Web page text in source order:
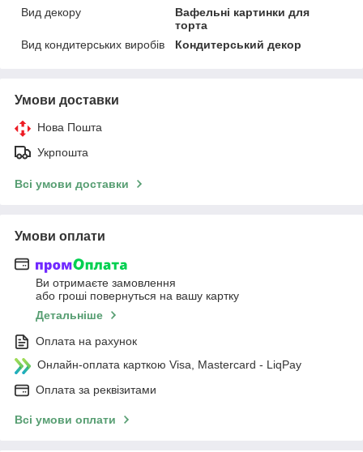
Вид декору
Вафельні картинки для
торта
Вид кондитерських виробів
Кондитерський декор
Умови доставки
Нова Пошта
Укрпошта
Всі умови доставки
Умови оплати
Ви отримаєте замовлення
або гроші повернуться на вашу картку
Детальніше
Оплата на рахунок
Онлайн-оплата карткою Visa, Mastercard - LiqPay
Оплата за реквізитами
Всі умови оплати